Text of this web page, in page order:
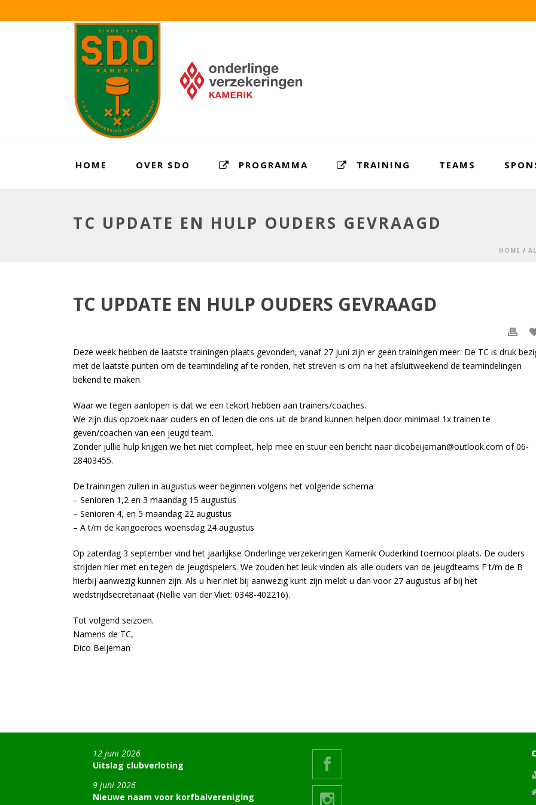
HOME OVER SDO PROGRAMMA TRAINING TEAMS
TC UPDATE EN HULP OUDERS GEVRAAGD
HOME /
TC UPDATE EN HULP OUDERS GEVRAAGD
Deze week hebben de laatste trainingen plaats gevonden, vanaf 27 juni zijn er geen trainingen meer. De TC is druk
met de laatste punten om de teamindeling af te ronden, het streven is om na het afsluitweekend de teamindelingen
bekend te maken.
Waar we tegen aanlopen is dat we een tekort hebben aan trainers/coaches.
We zijn dus opzoek naar ouders en of leden die ons uit de brand kunnen helpen door minimaal 1x trainen te
geven/coachen van een jeugd team.
Zonder jullie hulp krijgen we het niet compleet, help mee en stuur een bericht naar dicobeijeman@outlook.com of 06-
28403455.
De trainingen zullen in augustus weer beginnen volgens het volgende schema
– Senioren 1,2 en 3 maandag 15 augustus
– Senioren 4, en 5 maandag 22 augustus
– A t/m de kangoeroes woensdag 24 augustus
Op zaterdag 3 september vind het jaarlijkse Onderlinge verzekeringen Kamerik Ouderkind toernooi plaats. De ouders
strijden hier met en tegen de jeugdspelers. We zouden het leuk vinden als alle ouders van de jeugdteams F t/m de B
hierbij aanwezig kunnen zijn. Als u hier niet bij aanwezig kunt zijn meldt u dan voor 27 augustus af bij het
wedstrijdsecretariaat (Nellie van der Vliet: 0348-402216).
Tot volgend seizoen.
Namens de TC,
Dico Beijeman
Uitslag clubverloting
12 juni 2026
Nieuwe naam voor korfbalvereniging
9 juni 2026